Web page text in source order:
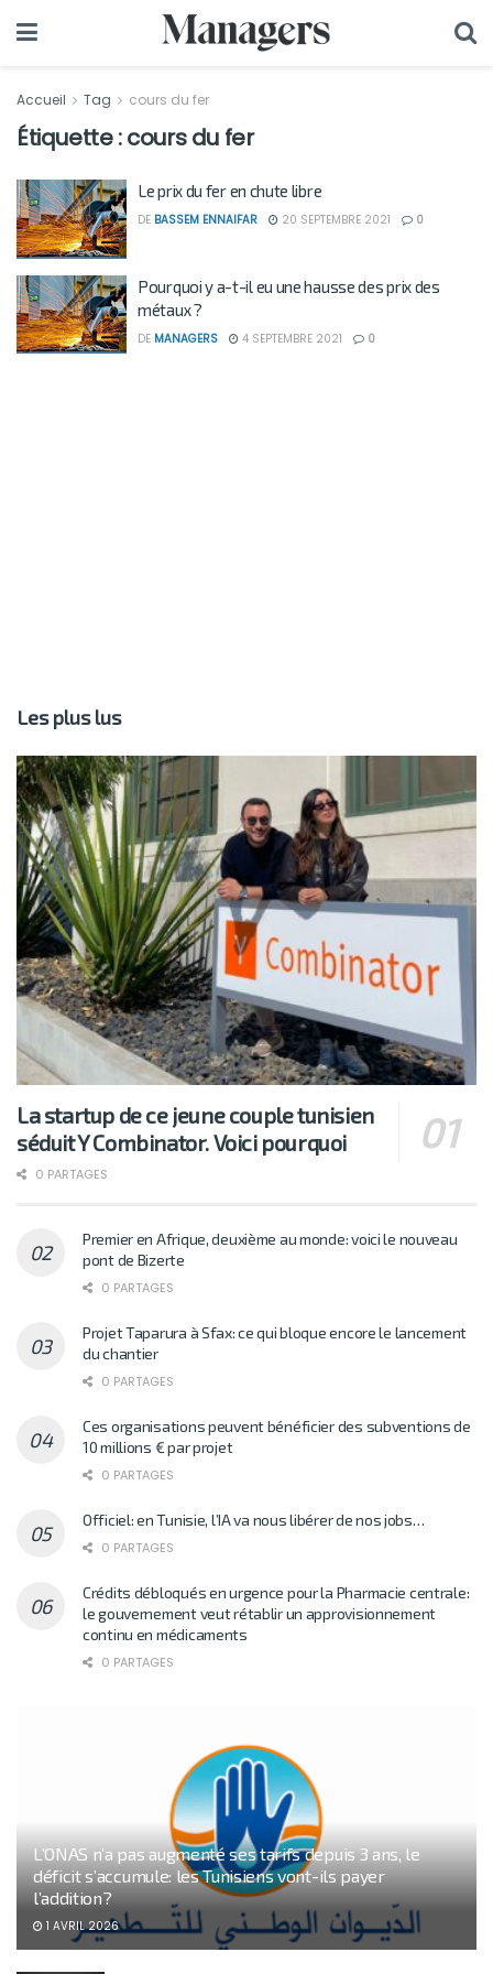
Accueil Tag cours du fer
Étiquette :cours du fer
Le prix du fer en chute libre
DE BASSEM ENNAIFAR 20 SEPTEMBRE 2021 0
Pourquoi y a-t-il eu une hausse des prix des
métaux ?
DE MANAGERS 4 SEPTEMBRE 2021 0
Les plus lus
La startup de ce jeune couple tunisien
séduit Y Combinator. Voici pourquoi
0 PARTAGES
Premier en Afrique, deuxième au monde: voici le nouveau
pont de Bizerte
0 PARTAGES
Projet Taparura à Sfax: ce qui bloque encore le lancement
du chantier
0 PARTAGES
Ces organisations peuvent bénéficier des subventions de
10 millions € par projet
0 PARTAGES
Officiel: en Tunisie, l’IA va nous libérer de nos jobs…
0 PARTAGES
Crédits débloqués en urgence pour la Pharmacie centrale:
le gouvernement veut rétablir un approvisionnement
continu en médicaments
0 PARTAGES
L’ONAS n’a pas augmenté ses tarifs depuis 3 ans, le
déficit s’accumule: les Tunisiens vont-ils payer
l’addition?
1 AVRIL 2026